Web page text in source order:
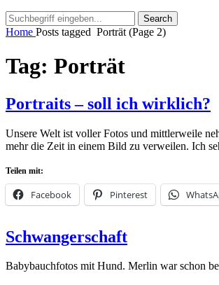
Search
for:
Search
Home Posts tagged Porträt (Page 2)
Tag: Porträt
Portraits – soll ich wirklich?
Unsere Welt ist voller Fotos und mittlerweile
mehr die Zeit in einem Bild zu verweilen. Ich
Teilen mit:
Facebook Pinterest
Posted
on
9.
März
März
by
admin
Leave
a
Schwangerschaft
Babybauchfotos mit Hund. Merlin war schon